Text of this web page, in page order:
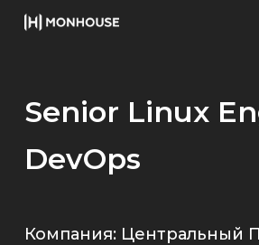
Skip
Senior Linux
DevOps
Компания: Центральный